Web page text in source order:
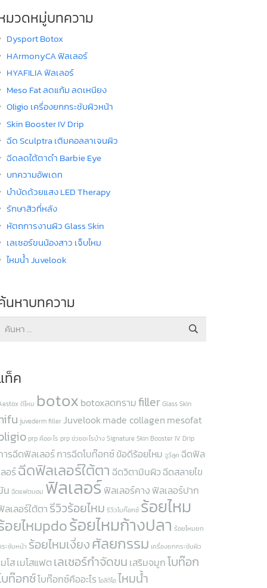
มวดหมู่บทความ
Dysport Botox
HArmonyCA ฟิลเลอร์
HYAFILIA ฟิลเลอร์
Meso Fat ลดแก้ม ลดเหนียง
Oligio เครื่องยกกระชับผิวหน้า
Skin Booster IV Drip
ฉีด Sculptra เติมคอลลาเจนผิว
ฉีดลดใต้ตาดำ Barbie Eye
บทความอัพเดท
บำบัดด้วยแสง LED Therapy
รักษาสิวที่หลัง
หัตถการงานผิว Glass Skin
เลเซอร์ขนน้องสาว เจ็บไหม
ไหมน้ำ Juvelook
นหาบทความ
หา
ท็ค
ดีไหม botox botoxลดกรามfillerGlass Skin
juvederm fillerJuvelookmade collagen mesofat
prp คืออะไร prp ช่วยอะไรบ้างSignature Skin Booster IV Drip
ารฉีดฟิลเลอร์การฉีดโบท๊อกซ์ข้อดีร้อยไหม จูวีลุค ฉีดฟิล
อร์ฉีดฟิลเลอร์ใต้ตา ฉีดวิตามินผิว ฉีดสลายไข
น ฉีดแฟตบอม ฟิลเลอร์ฟิลเลอร์คางฟิลเลอร์ปาก
ลเลอร์ใต้ตารีวิวร้อยไหม รีวิวโบท๊อกซ์ ร้อยไหม
อยไหมpdoร้อยไหมก้างปลา ร้อยไหมยก
ะชับหน้า ร้อยไหมเงี่ยงศัลยกรรม เครื่องยกกระชับผิว
โสเมโสแฟต เลเซอร์กำจัดขน เสริมจมูกโบท๊อก
บท๊อกซ์โบท๊อกซ์คืออะไร โอลิจิโอไหมน้ำ